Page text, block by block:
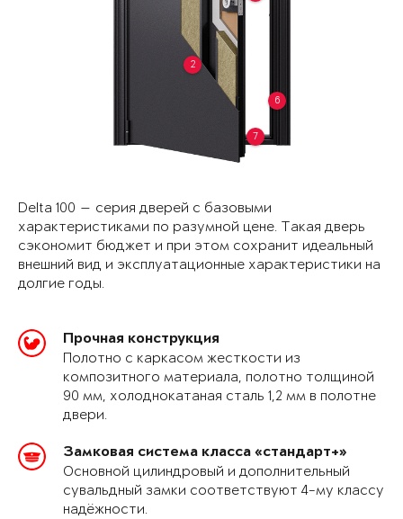
2
6
7
Delta 100 — серия дверей с базовыми
характеристиками по разумной цене. Такая дверь
сэкономит бюджет и при этом сохранит идеальный
внешний вид и эксплуатационные характеристики на
долгие годы.
Прочная конструкция
Полотно с каркасом жесткости из
композитного материала, полотно толщиной
90 мм, холоднокатаная сталь 1,2 мм в полотне
двери.
Замковая система класса «стандарт+»
Основной цилиндровый и дополнительный
сувальдный замки соответствуют 4-му классу
надёжности.